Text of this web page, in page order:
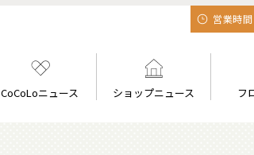
CoCoLoニュース ショップニュース フ
営業時間